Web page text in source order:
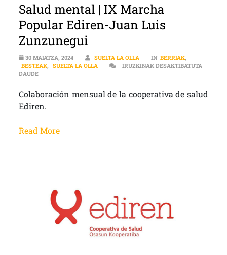
Salud mental | IX Marcha
Popular Ediren-Juan Luis
Zunzunegui
30 MAIATZA, 2024 SUELTA LA OLLA IN BERRIAK,
BESTEAK, SUELTA LA OLLA
IRUZKINAK DESAKTIBATUTA
DAUDESALUD MENTAL | IX MARCHA POPULAR EDIREN-JUAN LUIS
Colaboración mensual de la cooperativa de salud
Ediren.
Read More